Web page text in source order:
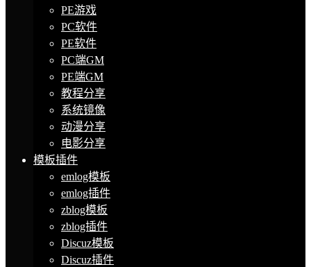
PE游戏
PC软件
PE软件
PC端GM
PE端GM
教程分享
系统镜像
动漫分享
电影分享
模板插件
emlog模板
emlog插件
zblog模板
zblog插件
Discuz模板
Discuz插件